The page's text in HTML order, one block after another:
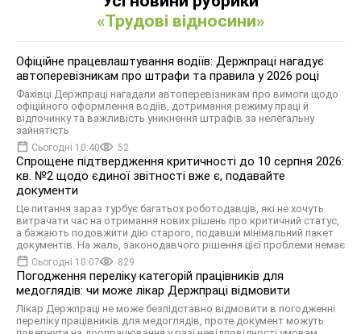
«Трудові відносини»
Офіційне працевлаштування водіїв: Держпраці нагадує
автоперевізникам про штрафи та правила у 2026 році
Фахівці Держпраці нагадали автоперевізникам про вимоги щодо
офіційного оформлення водіїв, дотримання режиму праці й
відпочинку та важливість уникнення штрафів за нелегальну
зайнятість
Сьогодні 10:40 52
Спрощене підтвердження критичності до 10 серпня 2026:
кв. №2 щодо єдиної звітності вже є, подавайте
документи
Це питання зараз турбує багатьох роботодавців, які не хочуть
витрачати час на отримання нових рішень про критичний статус,
а бажають подовжити дію старого, подавши мінімальний пакет
документів. На жаль, законодавчого рішення цієї проблеми немає
Сьогодні 10:07 829
Погодження переліку категорій працівників для
медоглядів: чи може лікар Держпраці відмовити
Лікар Держпраці не може безпідставно відмовити в погодженні
переліку працівників для медоглядів, проте документ можуть